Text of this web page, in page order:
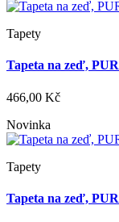
Tapety
Tapeta na zeď,
466,00 Kč
Novinka
Tapety
Tapeta na zeď,